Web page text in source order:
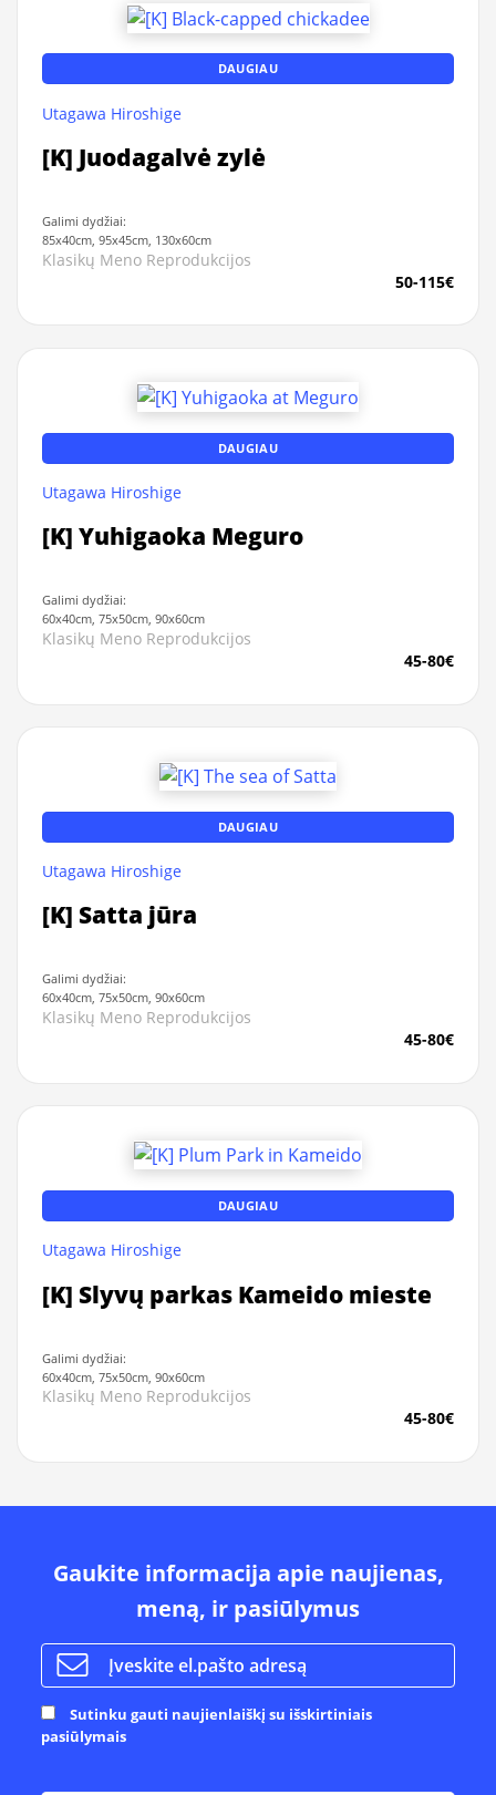
DAUGIAU
Utagawa Hiroshige
[K] Juodagalvė zylė
Galimi dydžiai:
85x40cm, 95x45cm, 130x60cm
Klasikų Meno Reprodukcijos
50-115€
DAUGIAU
Utagawa Hiroshige
[K] Yuhigaoka Meguro
Galimi dydžiai:
60x40cm, 75x50cm, 90x60cm
Klasikų Meno Reprodukcijos
45-80€
DAUGIAU
Utagawa Hiroshige
[K] Satta jūra
Galimi dydžiai:
60x40cm, 75x50cm, 90x60cm
Klasikų Meno Reprodukcijos
45-80€
DAUGIAU
Utagawa Hiroshige
[K] Slyvų parkas Kameido mieste
Galimi dydžiai:
60x40cm, 75x50cm, 90x60cm
Klasikų Meno Reprodukcijos
45-80€
Gaukite informacija apie naujienas,
meną, ir pasiūlymus
Sutinku gauti naujienlaiškį su išskirtiniais
pasiūlymais